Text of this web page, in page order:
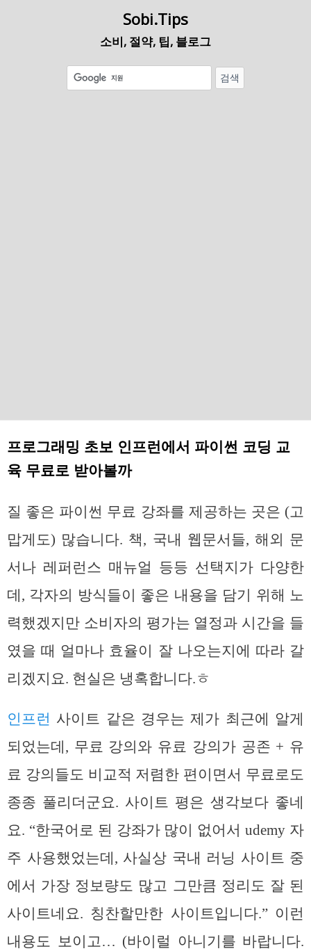
Sobi.Tips
소비, 절약, 팁, 블로그
프로그래밍 초보 인프런에서 파이썬 코딩 교
육 무료로 받아볼까
질 좋은 파이썬 무료 강좌를 제공하는 곳은 (고
맙게도) 많습니다. 책, 국내 웹문서들, 해외 문
서나 레퍼런스 매뉴얼 등등 선택지가 다양한
데, 각자의 방식들이 좋은 내용을 담기 위해 노
력했겠지만 소비자의 평가는 열정과 시간을 들
였을 때 얼마나 효율이 잘 나오는지에 따라 갈
리겠지요. 현실은 냉혹합니다.ㅎ
인프런 사이트 같은 경우는 제가 최근에 알게
되었는데, 무료 강의와 유료 강의가 공존 + 유
료 강의들도 비교적 저렴한 편이면서 무료로도
종종 풀리더군요. 사이트 평은 생각보다 좋네
요. “한국어로 된 강좌가 많이 없어서 udemy 자
주 사용했었는데, 사실상 국내 러닝 사이트 중
에서 가장 정보량도 많고 그만큼 정리도 잘 된
사이트네요. 칭찬할만한 사이트입니다.” 이런
내용도 보이고… (바이럴 아니기를 바랍니다.